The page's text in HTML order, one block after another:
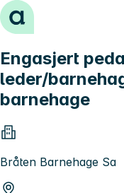
Hopp til innhold
Engasjert
leder/
barnehage
Bråten Barnehage Sa